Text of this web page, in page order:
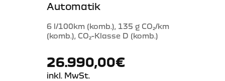
Automatik
6 l/100km (komb.), 135 g CO₂/km
(komb.), CO₂-Klasse D (komb.)
26.990,00€
inkl. MwSt.